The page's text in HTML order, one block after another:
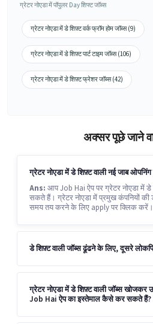
ग्रेटर नोएडा में पॉपुलर Day शिफ्ट जॉब्स
ग्रेटर नोएडा में डे शिफ़्ट वर्क फ्रॉम होम जॉब्स (9)
ग्रेटर नोएडा में डे शिफ़्ट पार्ट टाइम जॉब्स (106)
ग्रेटर नोएडा में डे शिफ़्ट फ्रेशर जॉब्स (42)
अक्सर पूछे जाने
ग्रेटर नोएडा में डे शिफ़्ट वाली नई जाब
Ans: आप Job Hai ऐप पर ग्रेटर नोएडा में
सकते हैं। ग्रेटर नोएडा में प्रमुख कंपनियों की
समय तय करने के लिए apply पर क्लिक करें।
डे शिफ़्ट वाली जॉब्स ढूंढने के लिए, दूसरे
ग्रेटर नोएडा में डे शिफ़्ट वाली जॉब्स
Job Hai ऐप का इस्तेमाल कैसे कर सकते हैं?